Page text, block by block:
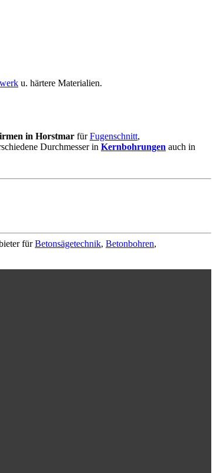
u. härtere Materialien.
in Horstmar fürFugenschnitt,
Durchmesser in Kernbohrungen auch in
fürBetonsägetechnik, Betonbohren,